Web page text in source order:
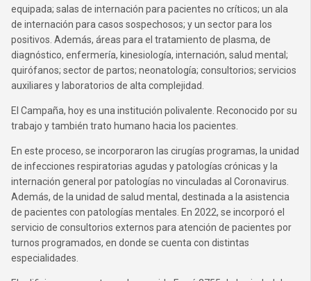
equipada; salas de internación para pacientes no críticos; un ala
de internación para casos sospechosos; y un sector para los
positivos. Además, áreas para el tratamiento de plasma, de
diagnóstico, enfermería, kinesiología, internación, salud mental;
quirófanos; sector de partos; neonatología; consultorios; servicios
auxiliares y laboratorios de alta complejidad.
El Campaña, hoy es una institución polivalente. Reconocido por su
trabajo y también trato humano hacia los pacientes.
En este proceso, se incorporaron las cirugías programas, la unidad
de infecciones respiratorias agudas y patologías crónicas y la
internación general por patologías no vinculadas al Coronavirus.
Además, de la unidad de salud mental, destinada a la asistencia
de pacientes con patologías mentales. En 2022, se incorporó el
servicio de consultorios externos para atención de pacientes por
turnos programados, en donde se cuenta con distintas
especialidades.